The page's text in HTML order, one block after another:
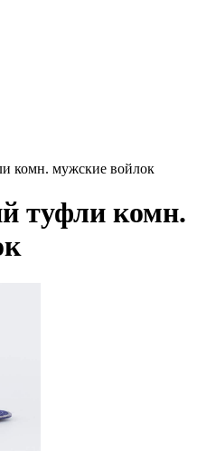
комн. мужские войлок
туфли комн.